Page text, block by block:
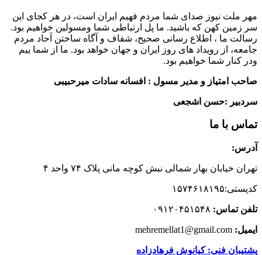
مهر ملت نیوز صدای شما مردم فهیم ایران است، در هر کجای این
سر زمین کهن که باشید. ما پل ارتباطی شما ومسولین خواهیم بود.
رسالت ما ، اطلاع رسانی صحیح، شفاف و آگاه ساختن آحاد مردم
جامعه، از رویداد های روز ایران و جهان خواهد بود. ما از شما ییم
ودر کنار شما خواهیم بود.
صاحب امتیاز و مدیر مسول : افسانه سادات میرحبیبی
سردبیر :حسن اشجعی
تماس با ما
آدرس:
تهران خیابان بهار شمالی نبش کوچه مانی پلاک ۷۴ واحد ۴
کدپستی:۱۵۷۴۶۱۸۱۹۵
تلفن تماس: ۰۹۱۲۰۴۵۱۵۴۸
ایمیل: mehremellat1@gmail.com
پشتیبان فنی: کیانوش فرهادزاده